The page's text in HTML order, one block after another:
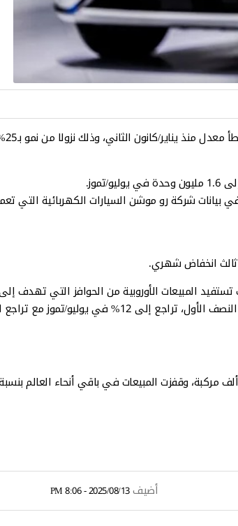
نمت
شركة رو موشن السيارات الكهربائية التي
ثالث انخفاض شهري.
المبيعات الأوروبية من الحوافز التي تهدف إلى
وقال مدير البيانات في رو موشن، تشارلز ليستر، إن نمو مبيعات السيارات الكهربائية في
أضيف2025/08/13 - 8:06 PM